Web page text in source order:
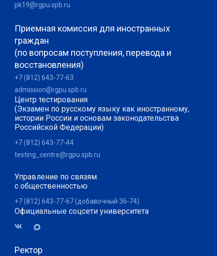
pk19@rgpu.spb.ru
Приемная комиссия для иностранных
граждан
(по вопросам поступления, перевода и
восстановления)
+7 (812) 643-77-63
admission@rgpu.spb.ru
Центр тестирования
(Экзамен по русскому языку как иностранному,
истории России и основам законодательства
Российской Федерации)
+7 (812) 643-77-44
testing_centre@rgpu.spb.ru
Управление по связям
с общественностью
+7 (812) 643-77-67 (добавочный 36-74)
Официальные соцсети университета
Ректор